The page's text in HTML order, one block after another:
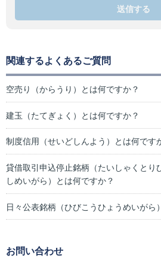
送信する
関連するよくあるご質問
空売り（からうり）とは何ですか？
建玉（たてぎょく）とは何ですか？
制度信用（せいどしんよう）とは何です
貸借取引申込停止銘柄（たいしゃくとり
しめいがら）とは何ですか？
日々公表銘柄（ひびこうひょうめいがら
お問い合わせ